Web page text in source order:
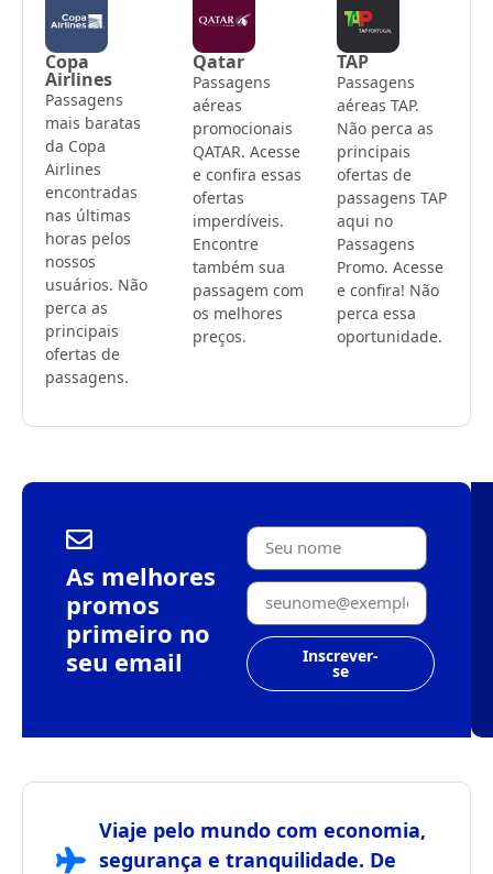
Copa
Airlines
Passagens
mais baratas
da Copa
Airlines
encontradas
nas últimas
horas pelos
nossos
usuários. Não
perca as
principais
ofertas de
passagens.
Qatar
Passagens
aéreas
promocionais
QATAR. Acesse
e confira essas
ofertas
imperdíveis.
Encontre
também sua
passagem com
os melhores
preços.
TAP
Passagens
aéreas TAP.
Não perca as
principais
ofertas de
passagens TAP
aqui no
Passagens
Promo. Acesse
e confira! Não
perca essa
oportunidade.
As melhores
promos
primeiro no
seu email
Inscrever-
se
Viaje pelo mundo com economia,
segurança e tranquilidade. De